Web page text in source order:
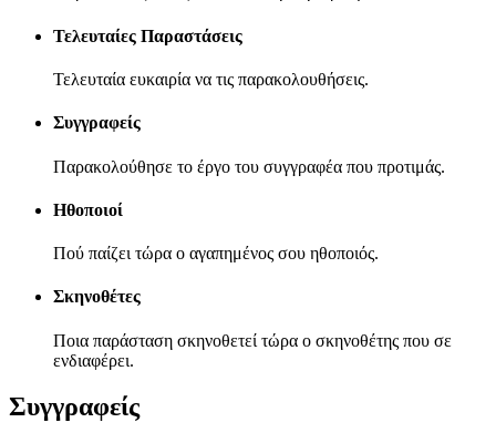
Τελευταίες Παραστάσεις
Τελευταία ευκαιρία να τις παρακολουθήσεις.
Συγγραφείς
Παρακολούθησε το έργο του συγγραφέα που προτιμάς.
Ηθοποιοί
Πού παίζει τώρα ο αγαπημένος σου ηθοποιός.
Σκηνοθέτες
Ποια παράσταση σκηνοθετεί τώρα ο σκηνοθέτης που σε
ενδιαφέρει.
Συγγραφείς